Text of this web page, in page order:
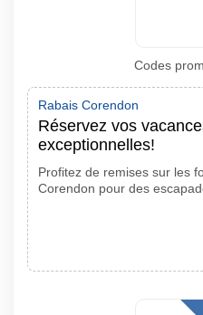
Codes
Rabais Corendon
Réservez vos
exceptionnelles!
Profitez de remises sur les
Corendon pour des